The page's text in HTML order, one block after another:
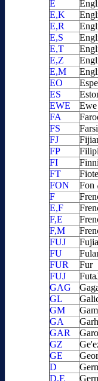
E
E,K
E,R
E,S
E,T
E,Z
E,M
EO
ES
EWE
FA
FS
FJ
FP
FI
FT
FON
Fon
F
E,F
F,E
F,M
FUJ
FU
FUR
Fur
FUJ
GAG
GL
GM
GA
GAR
Garo
GZ
GE
D
D,E